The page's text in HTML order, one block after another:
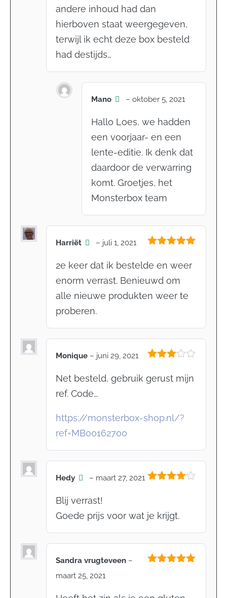
andere inhoud had dan
hierboven staat weergegeven,
terwijl ik echt deze box besteld
had destijds…
Mano – oktober 5, 2021
Hallo Loes, we hadden
een voorjaar- en een
lente-editie. Ik denk dat
daardoor de verwarring
komt. Groetjes, het
Monsterbox team
5uit 5
Harriët – juli 1, 2021
2e keer dat ik bestelde en weer
enorm verrast. Benieuwd om
alle nieuwe produkten weer te
proberen.
3uit 5
Monique – juni 29, 2021
Net besteld, gebruik gerust mijn
ref. Code…
https://monsterbox-shop.nl/?
ref=MB00162700
Hedy – maart 27, 2021
Blij verrast!
Goede prijs voor wat je krijgt.
Sandra vrugteveen –
maart 25, 2021